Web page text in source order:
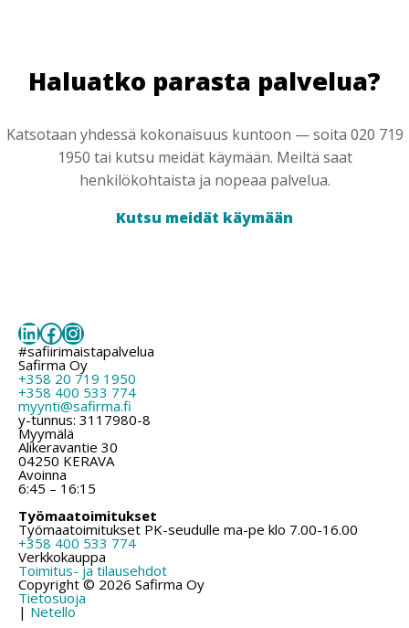
Haluatko parasta palvelua?
Katsotaan yhdessä kokonaisuus kuntoon — soita 020 719
1950 tai kutsu meidät käymään. Meiltä saat
henkilökohtaista ja nopeaa palvelua.
Kutsu meidät käymään
LinkedIn
Facebook
Instagram
#safiirimaistapalvelua
Safirma Oy
+358 20 719 1950
+358 400 533 774
myynti@safirma.fi
y-tunnus: 3117980-8
Myymälä
Alikeravantie 30
04250 KERAVA
Avoinna
6:45 – 16:15
Työmaatoimitukset
Työmaatoimitukset PK-seudulle ma-pe klo 7.00-16.00
+358 400 533 774
Verkkokauppa
Toimitus- ja tilausehdot
Copyright © 2026 Safirma Oy
Tietosuoja
| Netello